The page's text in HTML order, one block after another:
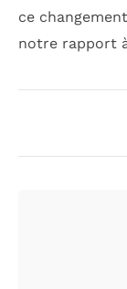
ce
notre rapport